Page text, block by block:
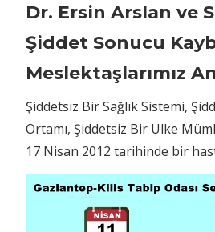
Dr. Ersin Arslan ve
Şiddet Sonucu
Meslektaşlarımız
Şiddetsiz Bir Sağlık Sistemi,
Ortamı, Şiddetsiz Bir Ülke
17 Nisan 2012 tarihinde bir